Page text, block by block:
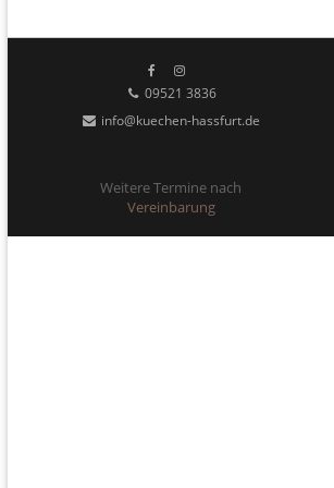
09521 3836
info@kuechen-hassfurt.de
Weitere Termine nach
Vereinbarung